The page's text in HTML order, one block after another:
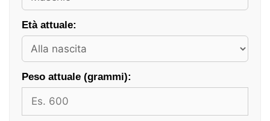
Età attuale:
Peso attuale (grammi):